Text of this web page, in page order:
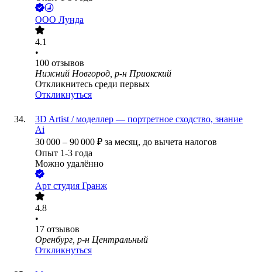
ООО Лунда
4.1
•
100 отзывов
Нижний Новгород, р-н Приокский
Откликнитесь среди первых
Откликнуться
3D Artist / моделлер — портретное сходство, знание
Ai
30 000 – 90 000 ₽ за месяц, до вычета налогов
Опыт 1-3 года
Можно удалённо
Арт студия Гранж
4.8
•
17 отзывов
Оренбург, р-н Центральный
Откликнуться